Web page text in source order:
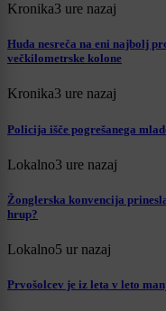
Kronika3 ure nazaj
Huda nesreča na eni najbolj
večkilometrske kolone
Kronika3 ure nazaj
Policija išče pogrešanega
Lokalno3 ure nazaj
Žonglerska konvencija
hrup?
Lokalno5 ur nazaj
Prvošolcev je iz leta v leto